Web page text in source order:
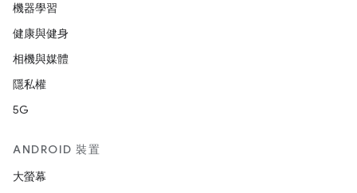
機器學習
健康與健身
相機與媒體
隱私權
5G
ANDROID 裝置
大螢幕